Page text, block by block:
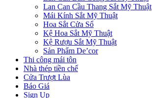
Lan Can Cầu Thang Sắt Mỹ Thuật
Mái Kính Sắt Mỹ Thuật
Hoa Sắt Cửa Sổ
Kệ Hoa Sắt Mỹ Thuật
Kệ Rượu Sắt Mỹ Thuật
Sản Phẩm De’cor
Thi công mái tôn
Nhà thép tiền chế
Cửa Trượt Lùa
Báo Giá
Sign Up